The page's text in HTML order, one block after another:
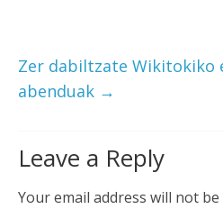
Zer dabiltzate Wikitokiko
abenduak →
Leave a Reply
Your email address will not